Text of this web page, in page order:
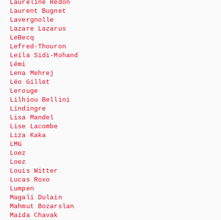
Laureline Redon
Laurent Bugnet
Lavergnolle
Lazare Lazarus
LeBecq
Lefred-Thouron
Leïla Sidi-Mohand
Lémi
Lena Mehrej
Léo Gillet
Lerouge
Lilhiou Bellini
Lindingre
Lisa Mandel
Lise Lacombe
Liza Kaka
LMG
Loez
Loez
Louis Witter
Lucas Roxo
Lumpen
Magali Dulain
Mahmut Bozarslan
Maïda Chavak